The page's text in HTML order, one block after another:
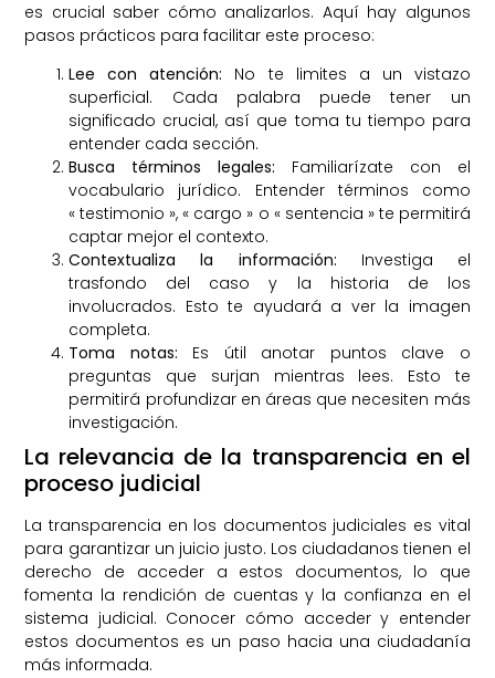
es crucial saber cómo analizarlos. Aquí hay algunos
pasos prácticos para facilitar este proceso:
Lee con atención: No te limites a un vistazo
superficial. Cada palabra puede tener un
significado crucial, así que toma tu tiempo para
entender cada sección.
Busca términos legales: Familiarízate con el
vocabulario jurídico. Entender términos como
« testimonio », « cargo » o « sentencia » te permitirá
captar mejor el contexto.
Contextualiza la información: Investiga el
trasfondo del caso y la historia de los
involucrados. Esto te ayudará a ver la imagen
completa.
Toma notas: Es útil anotar puntos clave o
preguntas que surjan mientras lees. Esto te
permitirá profundizar en áreas que necesiten más
investigación.
La relevancia de la transparencia en el
proceso judicial
La transparencia en los documentos judiciales es vital
para garantizar un juicio justo. Los ciudadanos tienen el
derecho de acceder a estos documentos, lo que
fomenta la rendición de cuentas y la confianza en el
sistema judicial. Conocer cómo acceder y entender
estos documentos es un paso hacia una ciudadanía
más informada.